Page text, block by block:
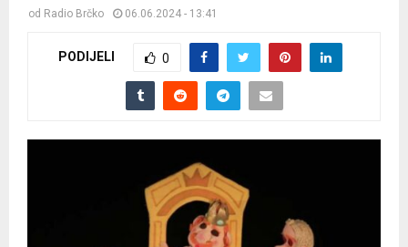
od Radio Brčko 06.06.2024 - 13:41
PODIJELI 0